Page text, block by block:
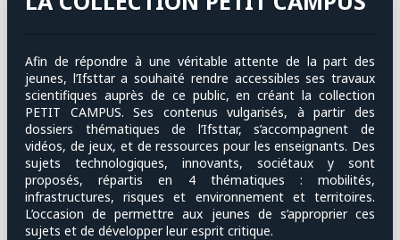
Afin de répondre à une véritable attente de la part des
jeunes, l’Ifsttar a souhaité rendre accessibles ses travaux
scientifiques auprès de ce public, en créant la collection
PETIT CAMPUS. Ses contenus vulgarisés, à partir des
dossiers thématiques de l’Ifsttar, s’accompagnent de
vidéos, de jeux, et de ressources pour les enseignants. Des
sujets technologiques, innovants, sociétaux y sont
proposés, répartis en 4 thématiques : mobilités,
infrastructures, risques et environnement et territoires.
L’occasion de permettre aux jeunes de s’approprier ces
sujets et de développer leur esprit critique.